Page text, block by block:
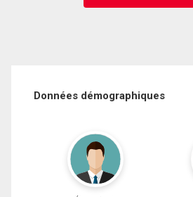
Données démographiques